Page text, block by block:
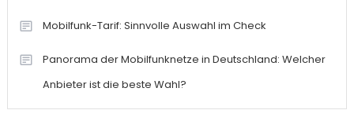
Mobilfunk-Tarif: Sinnvolle Auswahl im Check
Panorama der Mobilfunknetze in Deutschland: Welcher
Anbieter ist die beste Wahl?